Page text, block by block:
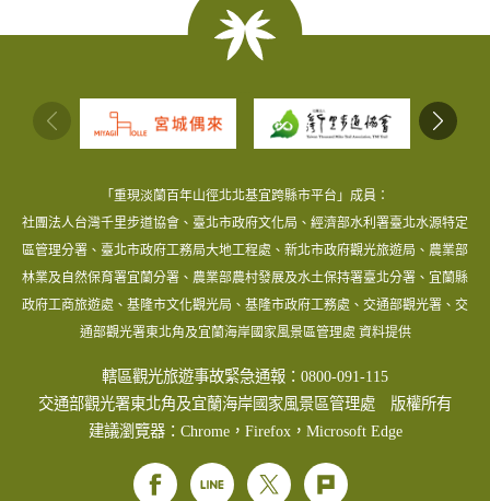
「重現淡蘭百年山徑北北基宜跨縣市平台」成員：
社團法人台灣千里步道協會、臺北市政府文化局、經濟部水利署臺北水源特定
區管理分署、臺北市政府工務局大地工程處、新北市政府觀光旅遊局、農業部
林業及自然保育署宜蘭分署、農業部農村發展及水土保持署臺北分署、宜蘭縣
政府工商旅遊處、基隆市文化觀光局、基隆市政府工務處、交通部觀光署、交
通部觀光署東北角及宜蘭海岸國家風景區管理處 資料提供
轄區觀光旅遊事故緊急通報：0800-091-115
交通部觀光署東北角及宜蘭海岸國家風景區管理處 版權所有
建議瀏覽器：Chrome，Firefox，Microsoft Edge
Facebook Line Twitter